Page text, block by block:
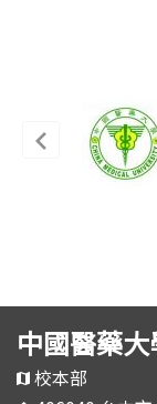
中國醫藥
校本部